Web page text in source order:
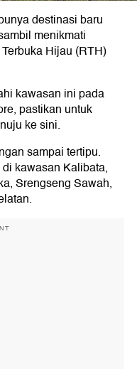
destinasi baru
menikmati
Hijau (RTH)
kawasan ini pada
pastikan untuk
ke sini.
sampai tertipu.
kawasan Kalibata,
Srengseng Sawah,